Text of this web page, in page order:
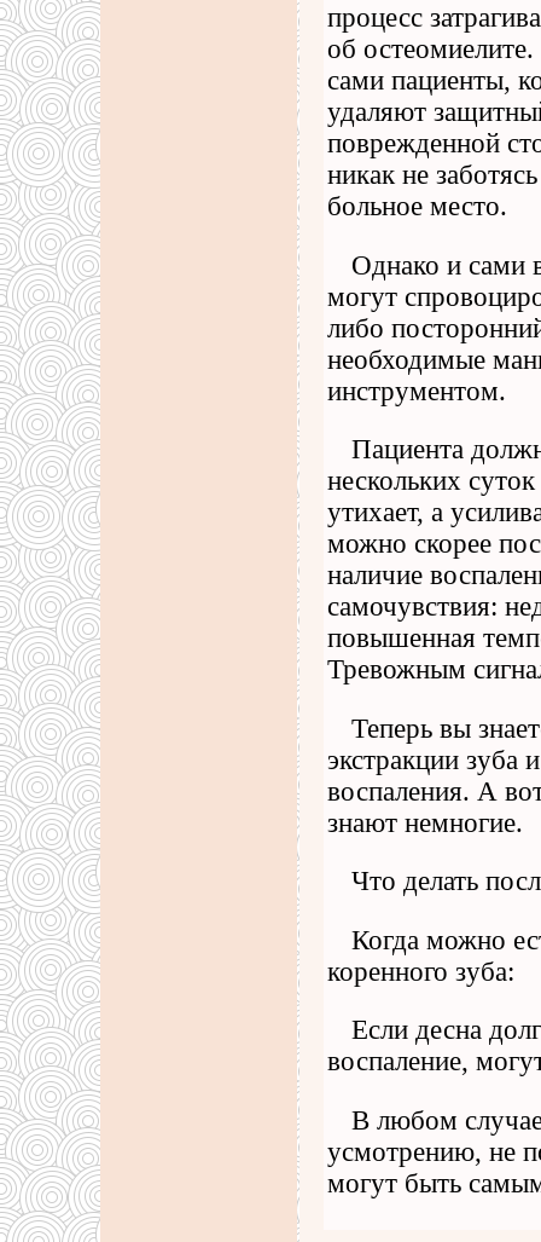
процесс
об
сами пациенты,
удаляют
поврежденной
никак не
больное место.
Однако и сами
могут
либо
необходимые
инструментом.
Пациента
нескольких
утихает, а
можно скорее
наличие
самочувствия:
повышенная
Тревожным
Теперь вы
экстракции зуба
воспаления. А
знают немногие.
Что делать
Когда можно
коренного зуба:
Если десна
воспаление,
В любом
усмотрению, не
могут быть